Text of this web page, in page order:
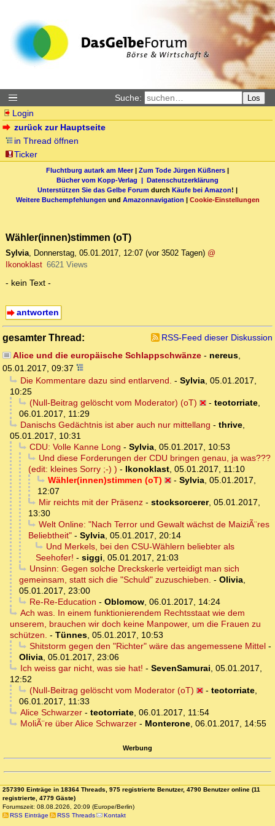
Suche: Los
Login
zurück zur Hauptseite
in Thread öffnen
Ticker
Fluchtburg autark am Meer| Zum Tode Jürgen Küßners |
Bücher vom Kopp-Verlag | Datenschutzerklärung
Unterstützen Sie das Gelbe Forum durch Käufe bei Amazon! |
Weitere Buchempfehlungen und Amazonnavigation | Cookie-Einstellungen
Wähler(innen)stimmen (oT)
Sylvia, Donnerstag, 05.01.2017, 12:07 (vor 3502 Tagen) @
Ikonoklast 6621 Views
- kein Text -
antworten
gesamter Thread:
RSS-Feed dieser Diskussion
Alice und die europäische Schlappschwänze- nereus,
05.01.2017, 09:37
Die Kommentare dazu sind entlarvend. - Sylvia, 05.01.2017,
10:25
(Null-Beitrag gelöscht vom Moderator) (oT)
- teotorriate,
06.01.2017, 11:29
Danischs Gedächtnis ist aber auch nur mittellang - thrive,
05.01.2017, 10:31
CDU: Volle Kanne Long - Sylvia, 05.01.2017, 10:53
Und diese Forderungen der CDU bringen genau, ja was???
(edit: kleines Sorry ;-) ) - Ikonoklast, 05.01.2017, 11:10
Wähler(innen)stimmen (oT)
- Sylvia, 05.01.2017,
12:07
Mir reichts mit der Präsenz- stocksorcerer, 05.01.2017,
13:30
Welt Online: "Nach Terror und Gewalt wächst de MaiziÃ¨res
Beliebtheit" - Sylvia, 05.01.2017, 20:14
Und Merkels, bei den CSU-Wählern beliebter als
Seehofer! - siggi, 05.01.2017, 21:03
Unsinn: Gegen solche Dreckskerle verteidigt man sich
gemeinsam, statt sich die "Schuld" zuzuschieben. - Olivia,
05.01.2017, 23:00
Re-Re-Education - Oblomow, 06.01.2017, 14:24
Ach was. In einem funktionierendem Rechtsstaat wie dem
unserem, brauchen wir doch keine Manpower, um die Frauen zu
schützen. - Tünnes, 05.01.2017, 10:53
Shitstorm gegen den "Richter" wäre das angemessene Mittel-
Olivia, 05.01.2017, 23:06
Ich weiss gar nicht, was sie hat! - SevenSamurai, 05.01.2017,
12:52
(Null-Beitrag gelöscht vom Moderator (oT)
- teotorriate,
06.01.2017, 11:33
Alice Schwarzer- teotorriate, 06.01.2017, 11:54
MoliÃ¨re über Alice Schwarzer- Monterone, 06.01.2017, 14:55
Werbung
257390 Einträge in 18364 Threads, 975 registrierte Benutzer, 4790 Benutzer online (11
registrierte, 4779 Gäste)
Forumszeit: 08.08.2026, 20:09 (Europe/Berlin)
RSS Einträge
RSS Threads Kontakt